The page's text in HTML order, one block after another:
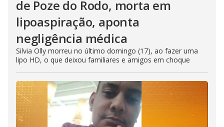
de Poze do Rodo, morta em
lipoaspiração, aponta
negligência médica
Silvia Olly morreu no último domingo (17), ao fazer uma
lipo HD, o que deixou familiares e amigos em choque